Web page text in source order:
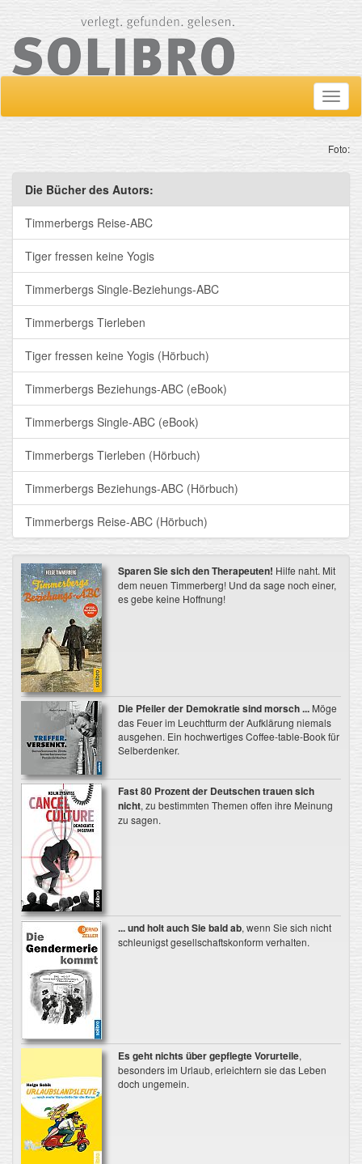
ein-/
Foto:
Die Bücher des Autors:
Timmerbergs Reise-ABC
Tiger fressen keine Yogis
Timmerbergs Single-Beziehungs-ABC
Timmerbergs Tierleben
Tiger fressen keine Yogis (Hörbuch)
Timmerbergs Beziehungs-ABC (eBook)
Timmerbergs Single-ABC (eBook)
Timmerbergs Tierleben (Hörbuch)
Timmerbergs Beziehungs-ABC (Hörbuch)
Timmerbergs Reise-ABC (Hörbuch)
Sparen Sie sich den Therapeuten! Hilfe naht. Mit
dem neuen Timmerberg! Und da sage noch einer,
es gebe keine Hoffnung!
Die Pfeiler der Demokratie sind morsch ...Möge
das Feuer im Leuchtturm der Aufklärung niemals
ausgehen. Ein hochwertiges Coffee-table-Book für
Selberdenker.
Fast 80 Prozent der Deutschen trauen sich
nicht, zu bestimmten Themen offen ihre Meinung
zu sagen.
... und holt auch Sie bald ab, wenn Sie sich nicht
schleunigst gesellschaftskonform verhalten.
Es geht nichts über gepflegte Vorurteile,
besonders im Urlaub, erleichtern sie das Leben
doch ungemein.